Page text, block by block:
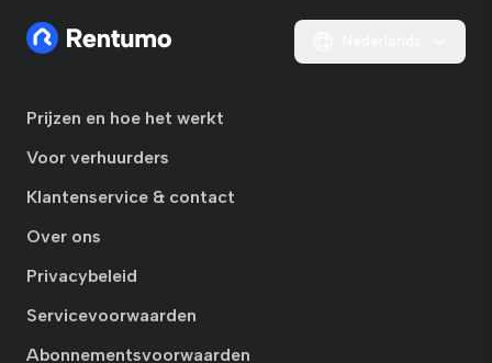
Prijzen en hoe het werkt
Voor verhuurders
Klantenservice & contact
Over ons
Privacybeleid
Servicevoorwaarden
Abonnementsvoorwaarden